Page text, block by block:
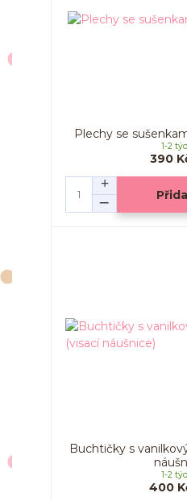
Plechy se
390
1-2
Buchtičky s
400
1-2